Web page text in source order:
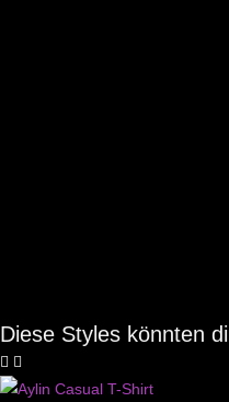
Diese Styles könnten